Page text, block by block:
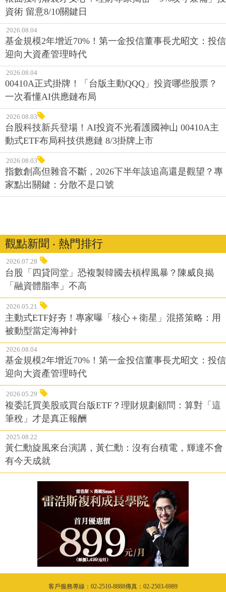
資術 留意8/10關鍵日
2026.08.04
基金規模2年增近70%！第一金投信董事長尤昭文：投信
迎向大資產管理時代
2026.08.04
00410A正式掛牌！「台版主動QQQ」投資哪些股票？
一次看懂AI供應鏈布局
2026.08.03
台股科技新兵登場！AI投資不光看護國神山 00410A主
動式ETF布局科技供應鏈 8/3掛牌上市
2026.08.03
指數創高但雜音不斷，2026下半年該追高還是觀望？專
家點出關鍵：分散不是口號
觀點新聞 ‧ 熱門排行
2026.07.28
台股「四貸同堂」恐複製韓國去槓桿風暴？陳威良揭
「融資體脂率」不高
2026.05.21
主動式ETF好夯！專家曝「核心＋衛星」混搭策略：用
被動型當定海神針
2026.08.04
基金規模2年增近70%！第一金投信董事長尤昭文：投信
迎向大資產管理時代
2026.05.29
複委託買美股或買台版ETF？理財規劃顧問：算對「這
筆稅」才是真正報酬
2025.08.22
黃仁勳旋風來台演講，黃仁勳：沒有台積電，輝達不會
有今天成就
客戶服務專線：02-2510-8888傳真：02-2503-6989